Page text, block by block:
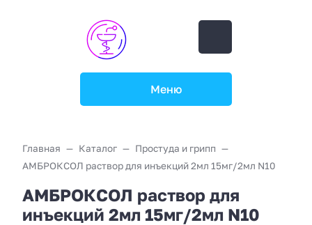
Меню
Главная Каталог
Простуда и грипп
АМБРОКСОЛ раствор для инъекций 2мл 15мг/2мл N10
АМБРОКСОЛ раствор для
инъекций 2мл 15мг/2мл N10